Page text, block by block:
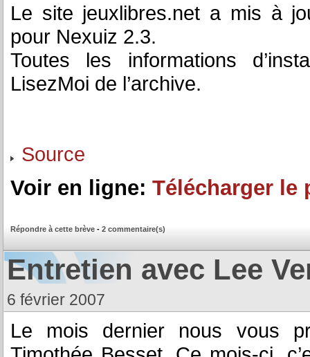
Le site jeuxlibres.net a mis à
pour Nexuiz 2.3.
Toutes les informations
LisezMoi de l’archive.
Source
Voir en ligne: Télécharger le
Répondre à cette brève - 2 commentaire(s)
Entretien avec Lee
6 février 2007
Le mois dernier nous vous